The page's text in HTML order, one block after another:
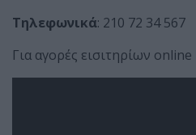
Τηλεφωνικά: 210 72 34 567
Για αγορές εισιτηρίων online